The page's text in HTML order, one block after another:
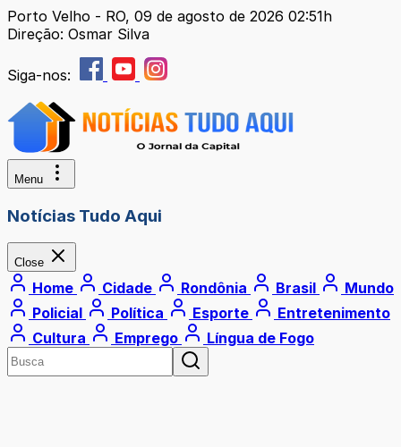
Porto Velho - RO, 09 de agosto de 2026 02:51h
Direção: Osmar Silva
Siga-nos:
Menu
Notícias Tudo Aqui
Close
Home Cidade Rondônia Brasil
Mundo
Policial
Política Esporte
Entretenimento
Cultura
Emprego Língua de Fogo